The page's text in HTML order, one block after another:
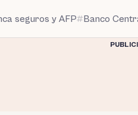
seguros y AFP Banco